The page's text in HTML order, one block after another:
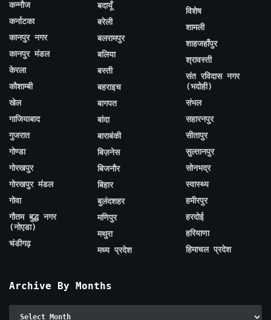
कन्नौज
कर्नाटका
कानपुर नगर
कानपुर मंडल
केरला
कौशाम्बी
खेल
गाजियाबाद
गुजरात
गोण्डा
गोरखपुर
गोरखपुर मंडल
गोवा
गौतम बुद्ध नगर
(नोएडा)
चंडीगढ़
बदायूँ
बरेली
बलरामपुर
बलिया
बस्ती
बहराइच
बागपत
बांदा
बाराबंकी
बिज़नेस
बिजनौर
बिहार
बुलंदशहर
मणिपुर
मथुरा
मध्य प्रदेश
विशेष
शामली
शाहजहाँपुर
श्रावस्ती
संत रविदास नगर
(भदोही)
संभल
सहारनपुर
सीतापुर
सुल्तानपुर
सोनभद्र
स्वास्थ्य
हमीरपुर
हरदोई
हरियाणा
हिमाचल प्रदेश
Archive By Months